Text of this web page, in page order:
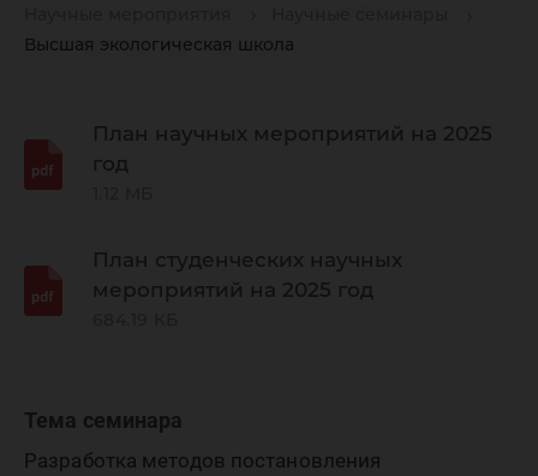
Высшая экологическая школа
среды и
План научных мероприятий на 2025
год
План студенческих научных
мероприятий на 2025 год
Тема семинара
Разработка методов постановления